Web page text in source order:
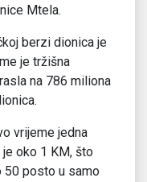
Mtela.
berzi dionica je
je tržišna
na 786 miliona
vrijeme jedna
oko 1 KM, što
50 posto u samo